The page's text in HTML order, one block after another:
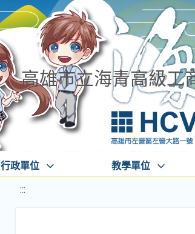
高雄市立海青高級工
行政單位 教學單位
:::